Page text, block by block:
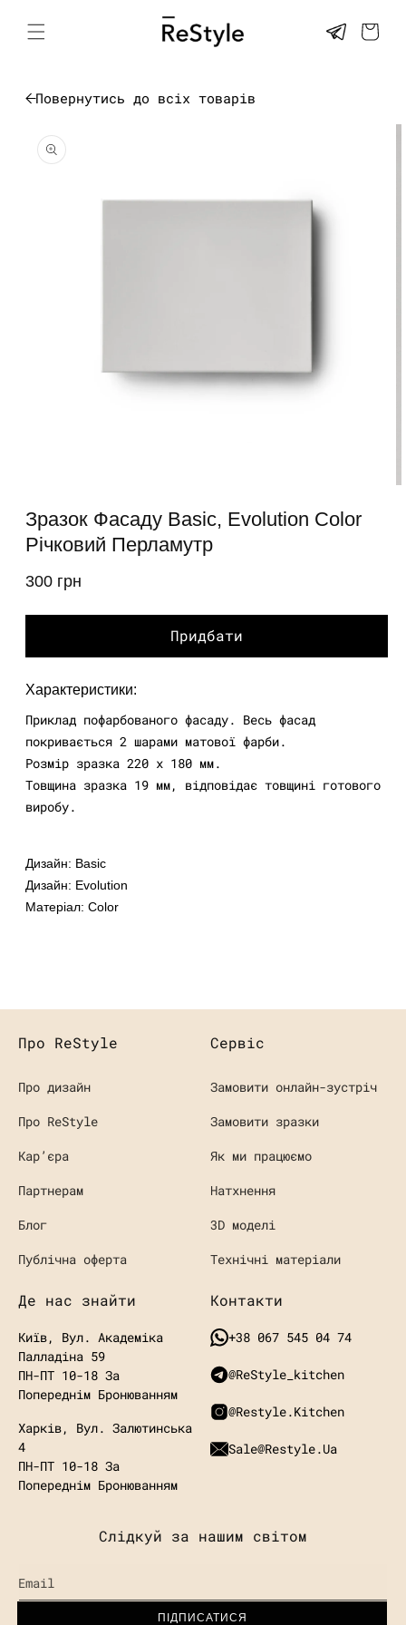
до
контенту
КОШИК
Повернутись до всіх товарів
інформації
про товар
медіа
1
у
вікні
Зразок Фасаду Basic, Evolution Color
Річковий Перламутр
звичайна
300 грн
Придбати
Характеристики:
Приклад пофарбованого фасаду. Весь фасад
покривається 2 шарами матової фарби.
Розмір зразка 220 х 180 мм.
Товщина зразка 19 мм, відповідає товщині готового
виробу.
Дизайн: Basic
Дизайн: Evolution
Матеріал: Color
Про ReStyle
Про дизайн
Про ReStyle
Кaр’єра
Партнерам
Блог
Публічна оферта
Сервіс
Замовити онлайн-зустріч
Замовити зразки
Як ми працюємо
Натхнення
3D моделі
Технічні матеріали
Де нас знайти
Київ, Вул. Академіка
Палладіна 59
ПН-ПТ 10-18 За
Попереднім Бронюванням
Харків, Вул. Залютинська
4
ПН-ПТ 10-18 За
Попереднім Бронюванням
Контакти
+38 067 545 04 74
@ReStyle_kitchen
@restyle.kitchen
Sale@restyle.ua
Слідкуй за нашим світом
Email
ПІДПИСАТИСЯ